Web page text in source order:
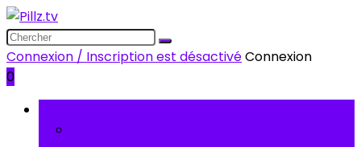
Connexion / Inscription est désactivéConnexion
0